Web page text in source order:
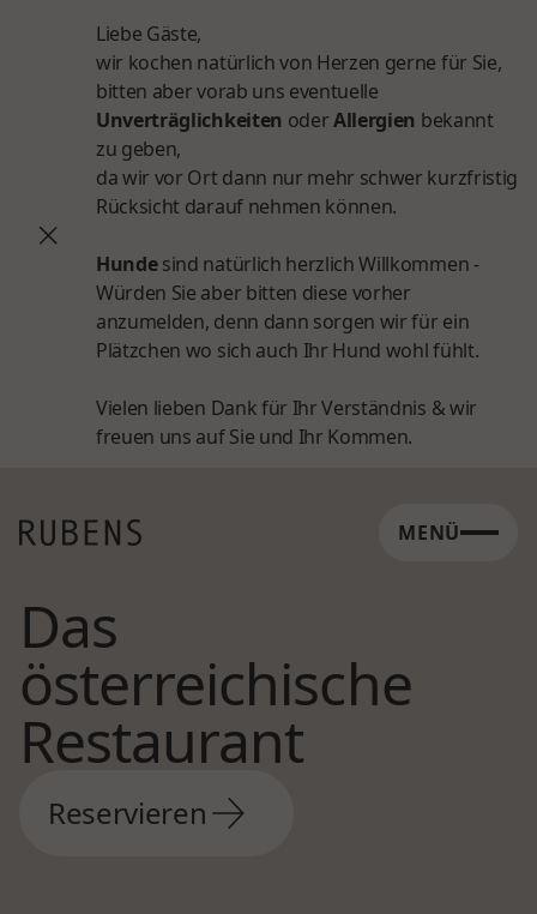
Liebe Gäste,
wir kochen natürlich von Herzen gerne für Sie,
bitten aber vorab uns eventuelle
Unverträglichkeiten oderAllergien bekannt
zu geben,
da wir vor Ort dann nur mehr schwer kurzfristig
Rücksicht darauf nehmen können.
Hundesind natürlich herzlich Willkommen -
Würden Sie aber bitten diese vorher
anzumelden, denn dann sorgen wir für ein
Plätzchen wo sich auch Ihr Hund wohl fühlt.
Vielen lieben Dank für Ihr Verständnis & wir
freuen uns auf Sie und Ihr Kommen.
MENÜ
Das
österreichische
Restaurant
Reservieren